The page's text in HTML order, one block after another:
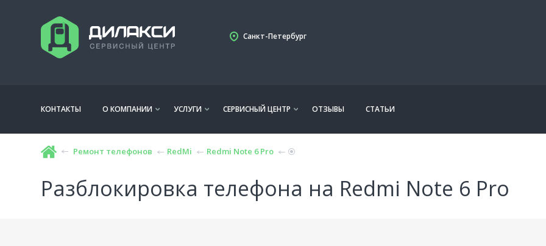
Санкт-Петербург
КОНТАКТЫ О КОМПАНИИ УСЛУГИ СЕРВИСНЫЙ ЦЕНТР ОТЗЫВЫ СТАТЬИ
Ремонт телефонов RedMi Redmi Note 6 Pro
Разблокировка телефона на Redmi Note 6 Pro